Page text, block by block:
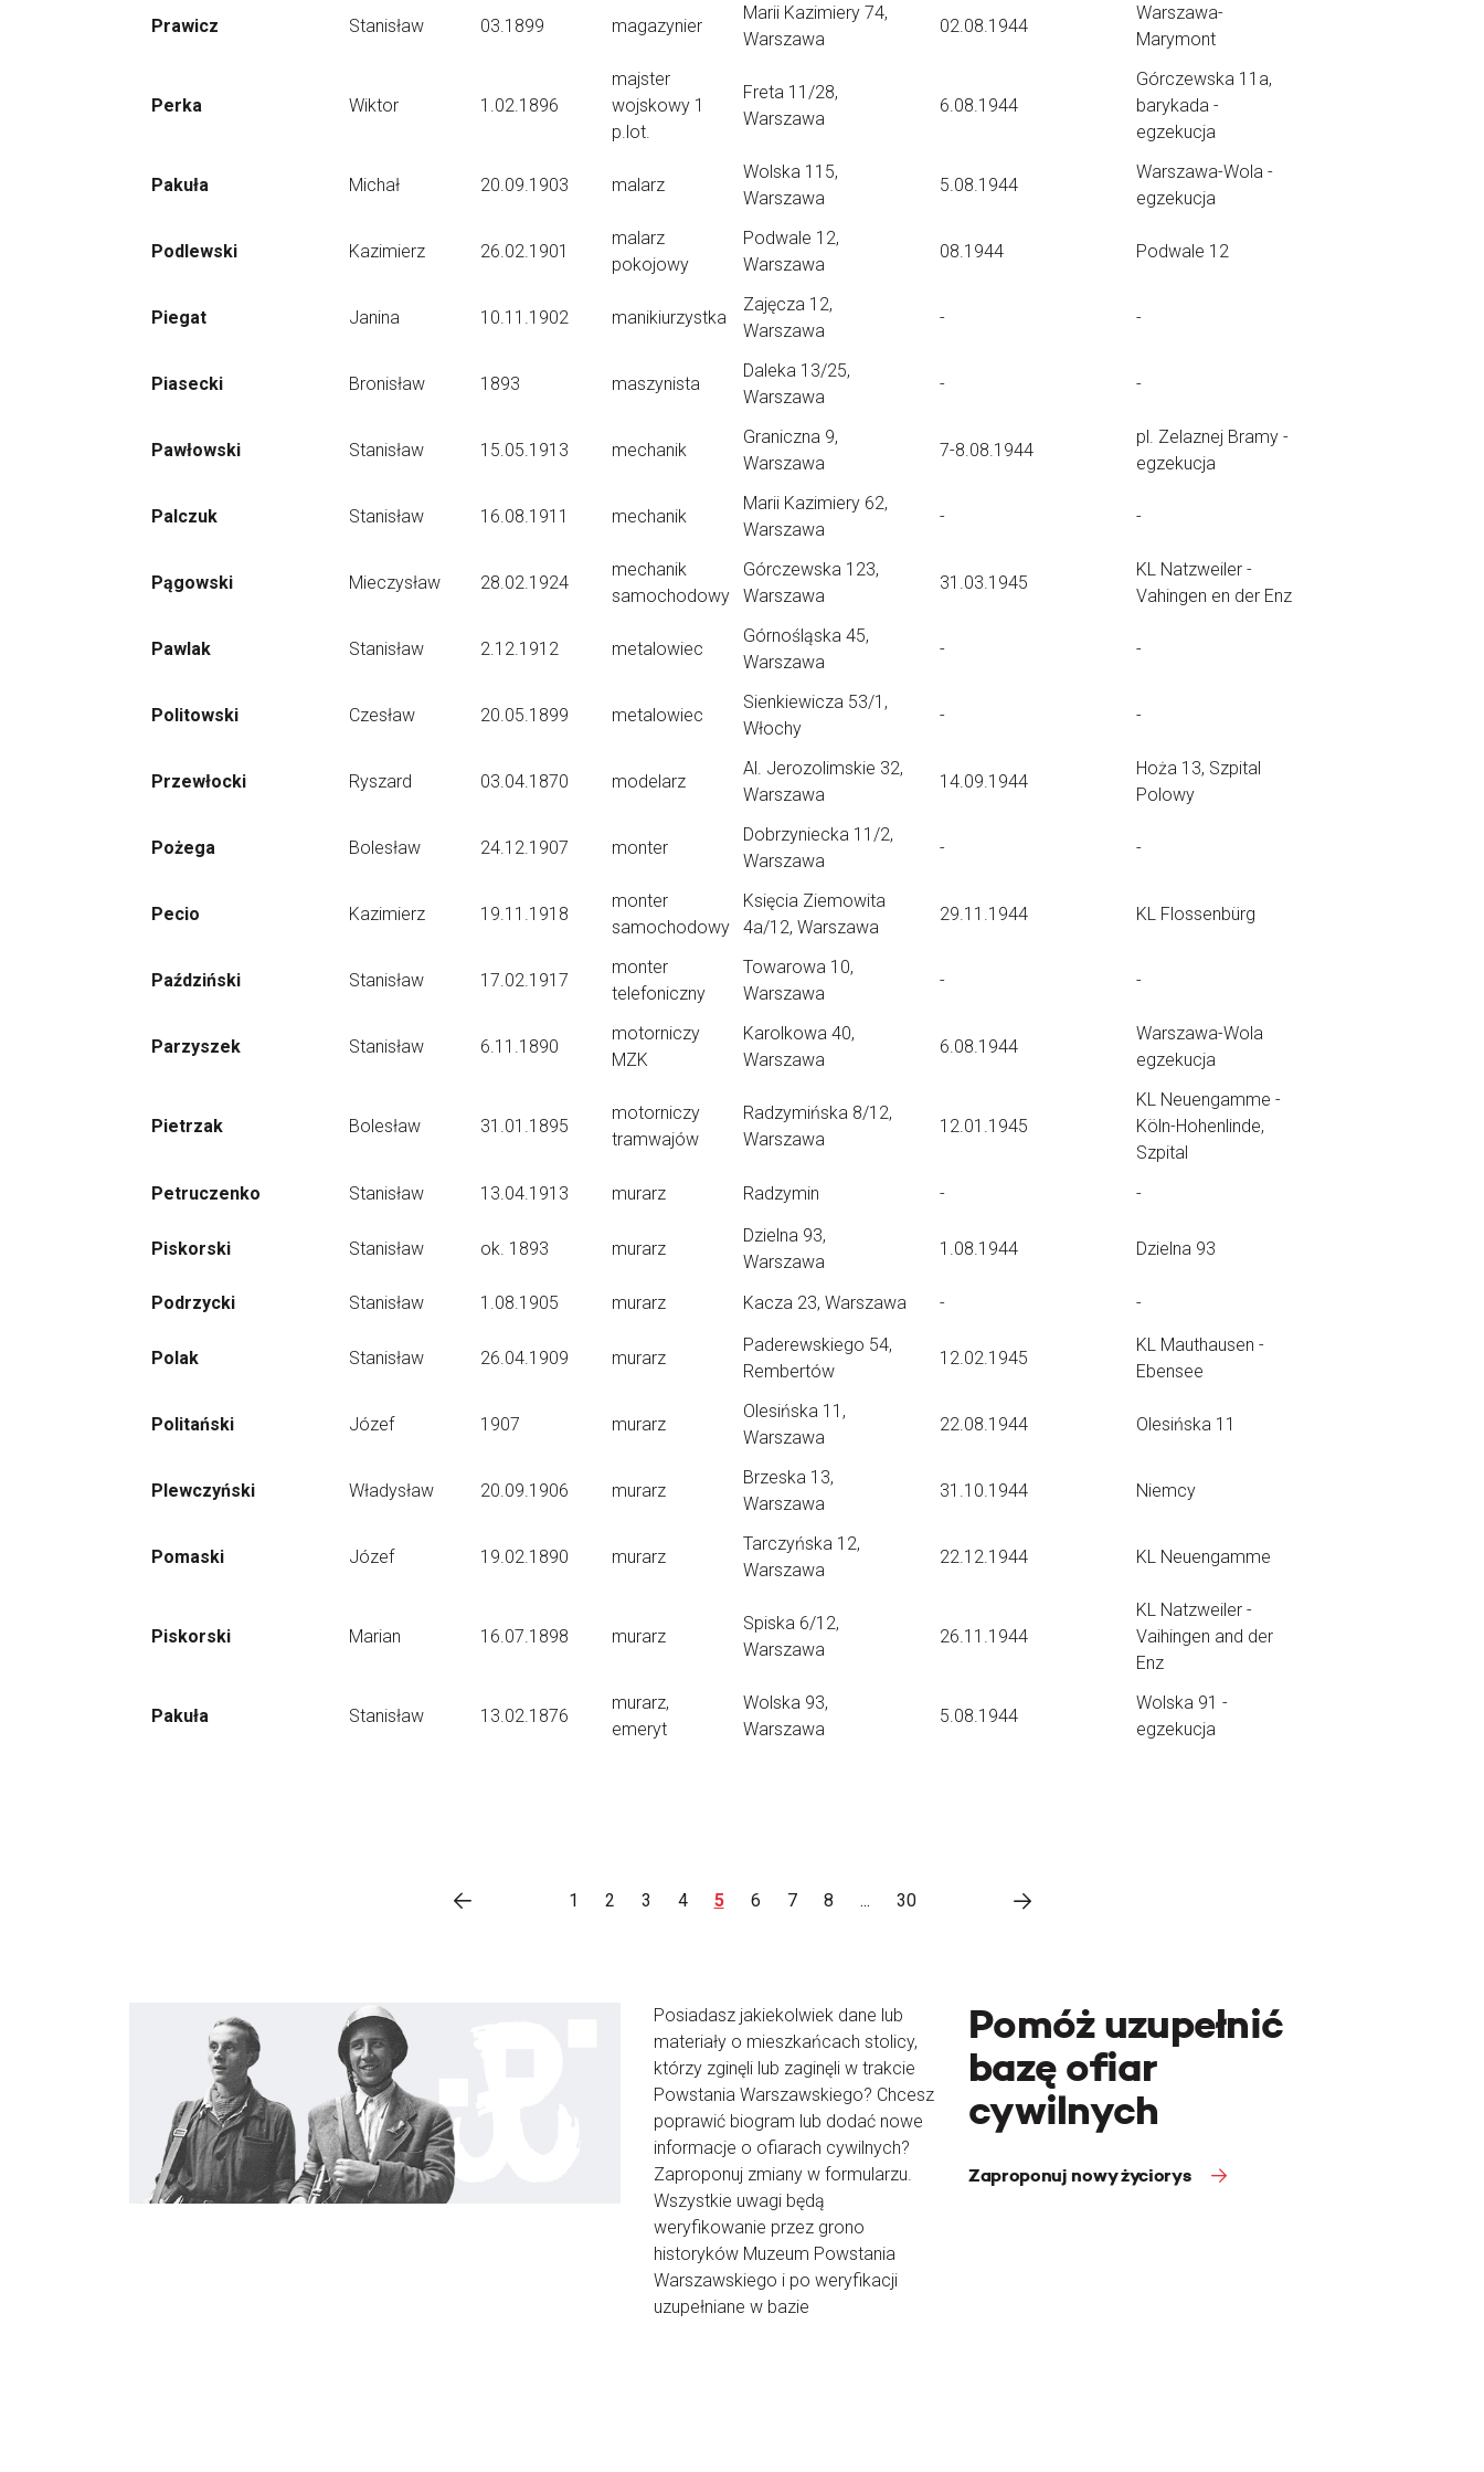
Prawicz Stanisław 03.1899 magazynier
Marii Kazimiery 74,
Warszawa
02.08.1944
Warszawa-
Marymont
Perka Wiktor 1.02.1896
majster
wojskowy 1
p.lot.
Freta 11/28,
Warszawa
6.08.1944
Górczewska 11a,
barykada -
egzekucja
Pakuła Michał 20.09.1903 malarz
Wolska 115,
Warszawa
5.08.1944
Warszawa-Wola -
egzekucja
Podlewski Kazimierz 26.02.1901
malarz
pokojowy
Podwale 12,
Warszawa
08.1944 Podwale 12
Piegat Janina 10.11.1902 manikiurzystka
Zajęcza 12,
Warszawa
- -
Piasecki Bronisław 1893 maszynista
Daleka 13/25,
Warszawa
- -
Pawłowski Stanisław 15.05.1913 mechanik
Graniczna 9,
Warszawa
7-8.08.1944
pl. Zelaznej Bramy -
egzekucja
Palczuk Stanisław 16.08.1911 mechanik
Marii Kazimiery 62,
Warszawa
- -
Pągowski Mieczysław 28.02.1924
mechanik
samochodowy
Górczewska 123,
Warszawa
31.03.1945
KL Natzweiler -
Vahingen en der Enz
Pawlak Stanisław 2.12.1912 metalowiec
Górnośląska 45,
Warszawa
- -
Politowski Czesław 20.05.1899 metalowiec
Sienkiewicza 53/1,
Włochy
- -
Przewłocki Ryszard 03.04.1870 modelarz
Al. Jerozolimskie 32,
Warszawa
14.09.1944
Hoża 13, Szpital
Polowy
Pożega Bolesław 24.12.1907 monter
Dobrzyniecka 11/2,
Warszawa
- -
Pecio Kazimierz 19.11.1918
monter
samochodowy
Księcia Ziemowita
4a/12, Warszawa
29.11.1944 KL Flossenbürg
Paździński Stanisław 17.02.1917
monter
telefoniczny
Towarowa 10,
Warszawa
- -
Parzyszek Stanisław 6.11.1890
motorniczy
MZK
Karolkowa 40,
Warszawa
6.08.1944
Warszawa-Wola
egzekucja
Pietrzak Bolesław 31.01.1895
motorniczy
tramwajów
Radzymińska 8/12,
Warszawa
12.01.1945
KL Neuengamme -
Köln-Hohenlinde,
Szpital
Petruczenko
Stanisław 13.04.1913 murarz Radzymin - -
Piskorski Stanisław ok. 1893 murarz
Dzielna 93,
Warszawa
1.08.1944 Dzielna 93
Podrzycki Stanisław 1.08.1905 murarz Kacza 23, Warszawa - -
Polak Stanisław 26.04.1909 murarz
Paderewskiego 54,
Rembertów
12.02.1945
KL Mauthausen -
Ebensee
Politański Józef 1907 murarz
Olesińska 11,
Warszawa
22.08.1944 Olesińska 11
Plewczyński Władysław 20.09.1906 murarz
Brzeska 13,
Warszawa
31.10.1944 Niemcy
Pomaski Józef 19.02.1890 murarz
Tarczyńska 12,
Warszawa
22.12.1944 KL Neuengamme
Piskorski Marian 16.07.1898 murarz
Spiska 6/12,
Warszawa
26.11.1944
KL Natzweiler -
Vaihingen and der
Enz
Pakuła Stanisław 13.02.1876
murarz,
emeryt
Wolska 93,
Warszawa
5.08.1944
Wolska 91 -
egzekucja
1 2 3 4 5 6 7 8 ... 30
Posiadasz jakiekolwiek dane lub
materiały o mieszkańcach stolicy,
którzy zginęli lub zaginęli w trakcie
Powstania Warszawskiego? Chcesz
poprawić biogram lub dodać nowe
informacje o ofiarach cywilnych?
Zaproponuj zmiany w formularzu.
Wszystkie uwagi będą
weryfikowanie przez grono
historyków Muzeum Powstania
Warszawskiego i po weryfikacji
uzupełniane w bazie
Pomóż uzupełnić
bazę ofiar
cywilnych
Zaproponuj nowy życiorys